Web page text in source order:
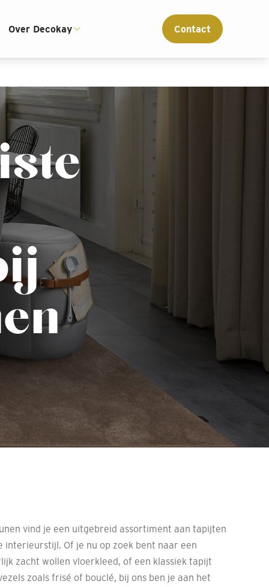
Interieur advies op maat
Over Decokay Contact
vind je een uitgebreid assortiment aan tapijten
interieurstijl. Of je nu op zoek bent naar een
zacht wollen vloerkleed, of een klassiek tapijt
zoals frisé of bouclé, bij ons ben je aan het